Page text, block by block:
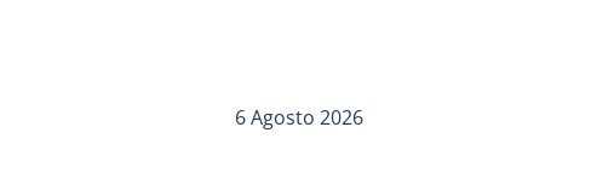
6 Agosto 2026